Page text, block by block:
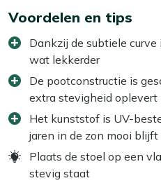
Voordelen en tips
Dankzij de subtiele
wat lekkerder
De pootconstructie is
extra stevigheid oplevert
Het kunststof is UV-
jaren in de zon mooi blijft
Plaats de stoel op een
stevig staat